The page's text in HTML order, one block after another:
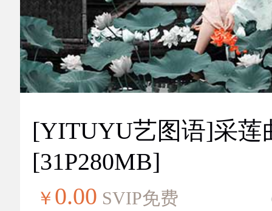
[YITUYU艺图语]采莲
[31P280MB]
￥ 0.00 SVIP免费